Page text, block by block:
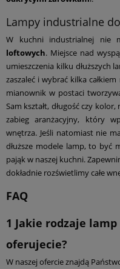
Lampy industrialne
W kuchni industrialnej nie
loftowych. Miejsce nad
umieszczenia kilku dłuższych
zaszaleć i wybrać kilka
mianownik w postaci
Sam kształt, długość czy
zabieg aranżacyjny, który
wnętrza. Jeśli natomiast nie
dłuższe modele lamp, to być
pająk w naszej kuchni.
dokładnie rozświetlimy całe
FAQ
1 Jakie rodzaje
oferujecie?
W naszej ofercie znajdą